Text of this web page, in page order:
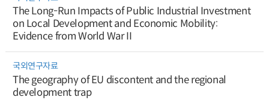
The Long-Run Impacts of Public Industrial Investment
on Local Development and Economic Mobility:
Evidence from World War II
국외연구자료
The geography of EU discontent and the regional
development trap